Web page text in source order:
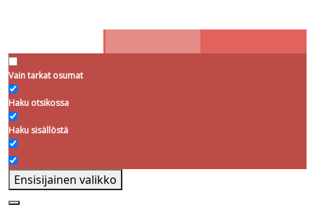
Vain tarkat osumat
Haku otsikossa
Haku sisällöstä
Ensisijainen valikko